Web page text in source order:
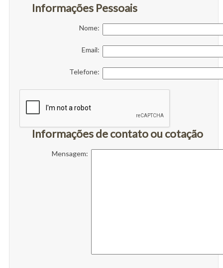
Informações Pessoais
Nome:
Email:
Telefone:
Informações de contato ou cotação
Mensagem: